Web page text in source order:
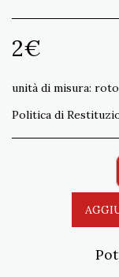
2€
unità di misura:
Politica di